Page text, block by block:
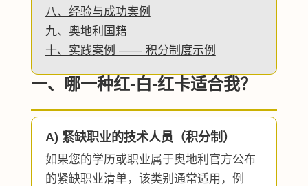
八、经验与成功案例
九、奥地利国籍
十、实践案例 —— 积分制度示例
一、哪一种红-白-红卡适合我？
A) 紧缺职业的技术人员（积分制）
如果您的学历或职业属于奥地利官方公布
的紧缺职业清单，该类别通常适用，例